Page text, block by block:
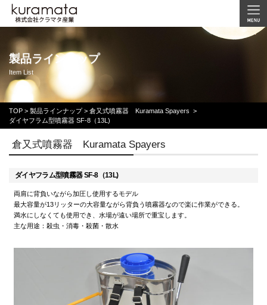
製品ラインナップ
Item List
TOP > 製品ラインナップ > 倉又式噴霧器 Kuramata Spayers >
ダイヤフラム型噴霧器 SF-8（13L)
倉又式噴霧器 Kuramata Spayers
ダイヤフラム型噴霧器 SF-8（13L)
両肩に背負いながら加圧し使用するモデル
最大容量が13リッターの大容量ながら背負う噴霧器なので楽に作業ができる。
満水にしなくても使用でき、水場が遠い場所で重宝します。
主な用途：殺虫・消毒・殺菌・散水